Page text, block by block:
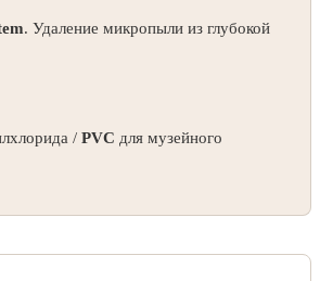
. Удаление микропыли из глубокой
/ PVC для музейного